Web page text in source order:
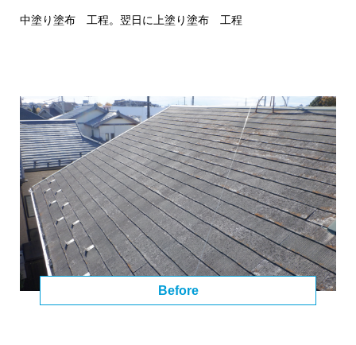
中塗り塗布 工程。翌日に上塗り塗布 工程
Before